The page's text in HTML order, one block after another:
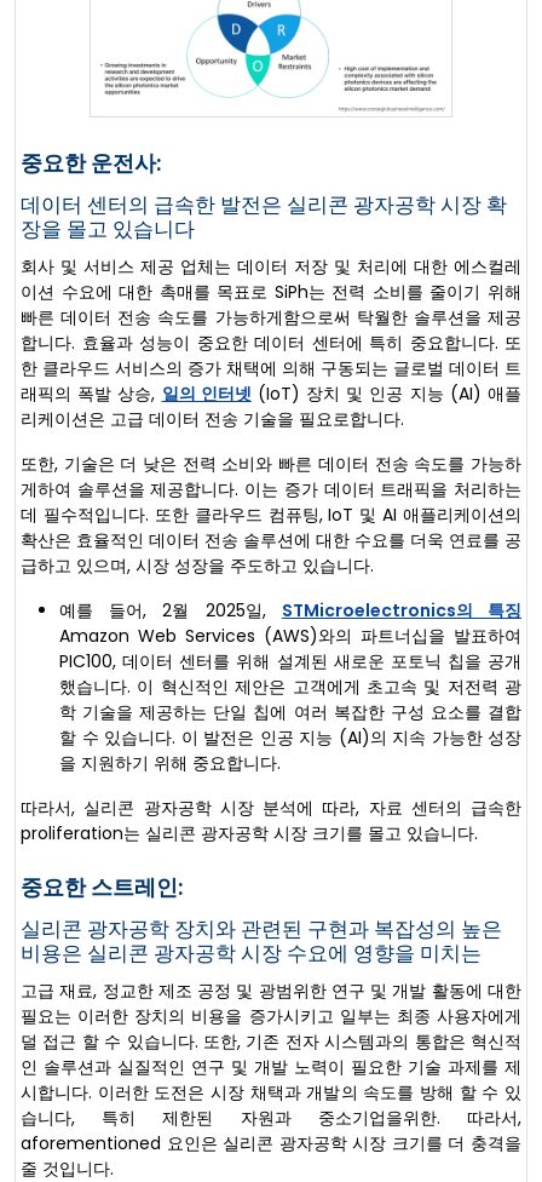
중요한 운전사:
데이터 센터의 급속한 발전은 실리콘 광자공학 시장 확
장을 몰고 있습니다
회사 및 서비스 제공 업체는 데이터 저장 및 처리에 대한 에스컬레
이션 수요에 대한 촉매를 목표로 SiPh는 전력 소비를 줄이기 위해
빠른 데이터 전송 속도를 가능하게함으로써 탁월한 솔루션을 제공
합니다. 효율과 성능이 중요한 데이터 센터에 특히 중요합니다. 또
한 클라우드 서비스의 증가 채택에 의해 구동되는 글로벌 데이터 트
래픽의 폭발 상승, 일의 인터넷 (IoT) 장치 및 인공 지능 (AI) 애플
리케이션은 고급 데이터 전송 기술을 필요로합니다.
또한, 기술은 더 낮은 전력 소비와 빠른 데이터 전송 속도를 가능하
게하여 솔루션을 제공합니다. 이는 증가 데이터 트래픽을 처리하는
데 필수적입니다. 또한 클라우드 컴퓨팅, IoT 및 AI 애플리케이션의
확산은 효율적인 데이터 전송 솔루션에 대한 수요를 더욱 연료를 공
급하고 있으며, 시장 성장을 주도하고 있습니다.
예를 들어, 2월 2025일, STMicroelectronics의 특징
Amazon Web Services (AWS)와의 파트너십을 발표하여
PIC100, 데이터 센터를 위해 설계된 새로운 포토닉 칩을 공개
했습니다. 이 혁신적인 제안은 고객에게 초고속 및 저전력 광
학 기술을 제공하는 단일 칩에 여러 복잡한 구성 요소를 결합
할 수 있습니다. 이 발전은 인공 지능 (AI)의 지속 가능한 성장
을 지원하기 위해 중요합니다.
따라서, 실리콘 광자공학 시장 분석에 따라, 자료 센터의 급속한
proliferation는 실리콘 광자공학 시장 크기를 몰고 있습니다.
중요한 스트레인:
실리콘 광자공학 장치와 관련된 구현과 복잡성의 높은
비용은 실리콘 광자공학 시장 수요에 영향을 미치는
고급 재료, 정교한 제조 공정 및 광범위한 연구 및 개발 활동에 대한
필요는 이러한 장치의 비용을 증가시키고 일부는 최종 사용자에게
덜 접근 할 수 있습니다. 또한, 기존 전자 시스템과의 통합은 혁신적
인 솔루션과 실질적인 연구 및 개발 노력이 필요한 기술 과제를 제
시합니다. 이러한 도전은 시장 채택과 개발의 속도를 방해 할 수 있
습니다, 특히 제한된 자원과 중소기업을위한. 따라서,
aforementioned 요인은 실리콘 광자공학 시장 크기를 더 충격을
줄 것입니다.